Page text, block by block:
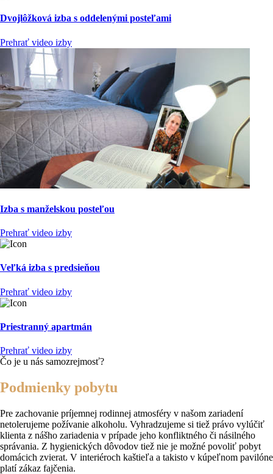
Dvojlôžková izba s oddelenými posteľami
Prehrať video izby
Izba s manželskou posteľou
Prehrať video izby
Veľká izba s predsieňou
Prehrať video izby
Priestranný apartmán
Prehrať video izby
Čo je u nás samozrejmosť?
Podmienky pobytu
Pre zachovanie príjemnej rodinnej atmosféry v našom zariadení
netolerujeme požívanie alkoholu. Vyhradzujeme si tiež právo vylúčiť
klienta z nášho zariadenia v prípade jeho konfliktného či násilného
správania. Z hygienických dôvodov tiež nie je možné povoliť pobyt
domácich zvierat. V interiéroch kaštieľa a takisto v kúpeľnom pavilóne
platí zákaz fajčenia.